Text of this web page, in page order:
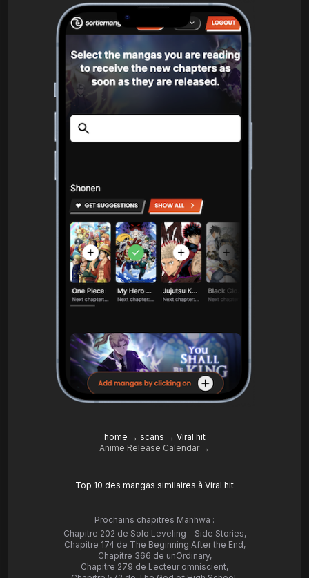
home → scans → Viral hit
Anime Release Calendar →
Top 10 des mangas similaires à Viral hit
Prochains chapitres Manhwa :
Chapitre 202 de Solo Leveling - Side Stories,
Chapitre 174 de The Beginning After the End,
Chapitre 366 de unOrdinary,
Chapitre 279 de Lecteur omniscient,